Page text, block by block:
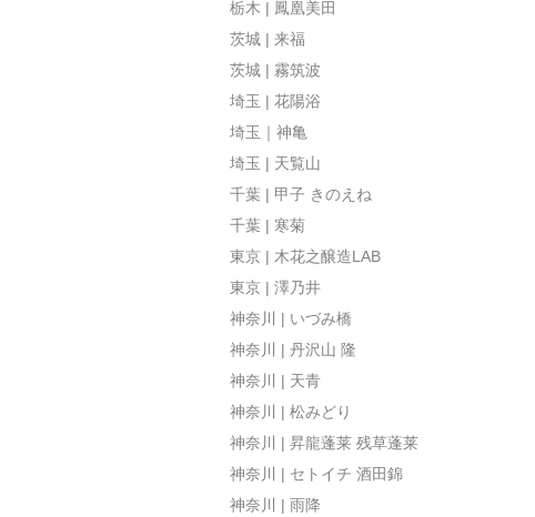
栃木 | 鳳凰美田
茨城 | 来福
茨城 | 霧筑波
埼玉 | 花陽浴
埼玉｜神亀
埼玉 | 天覧山
千葉 | 甲子 きのえね
千葉 | 寒菊
東京 | 木花之醸造LAB
東京 | 澤乃井
神奈川 | いづみ橋
神奈川 | 丹沢山 隆
神奈川 | 天青
神奈川 | 松みどり
神奈川 | 昇龍蓬莱 残草蓬莱
神奈川 | セトイチ 酒田錦
神奈川 | 雨降